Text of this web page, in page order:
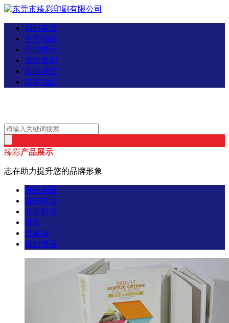
网站首页
关于我们
产品展示
成功案例
新闻动态
联系我们
臻彩产品展示
志在助力提升您的品牌形象
宣传画册
宣传单张
包装彩盒
吊旗
档案袋
信封便笺